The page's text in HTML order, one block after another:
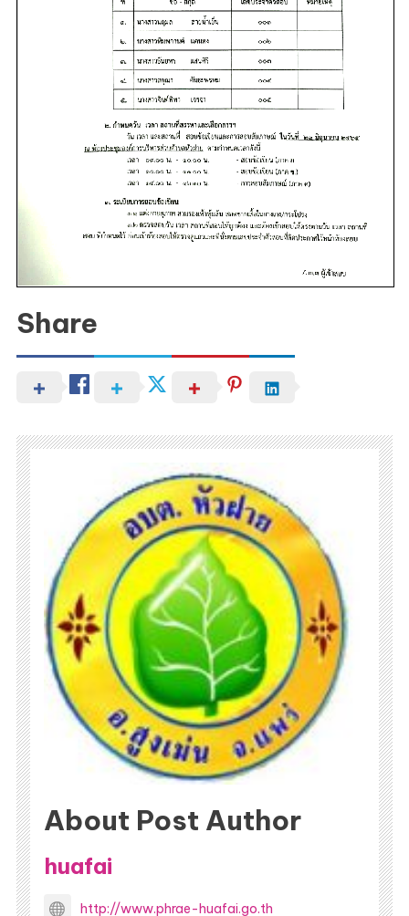
(คุณวุฒิ)
กำหนด
เวลา
และ
Share
About Post Author
huafai
http://www.phrae-huafai.go.th